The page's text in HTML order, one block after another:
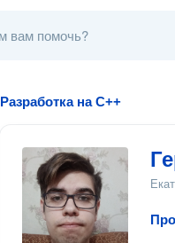
Разработка на С++